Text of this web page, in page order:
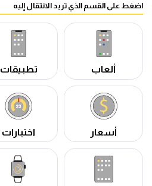
اضغط على القسم الذي تريد الانتقال إليه
ألعاب تطبيقات
أسعار اختبارات